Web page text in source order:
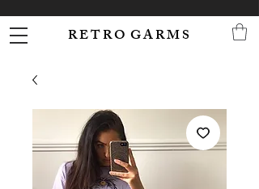
R E T R O G A R M S